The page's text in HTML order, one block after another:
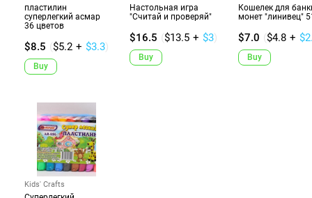
пластилин
суперлегкий асмар
36 цветов
$8.5 ($5.2 + $3.3)
Buy
Настольная игра
"Считай и проверяй"
$16.5 ($13.5 + $3)
Buy
Кошелек для
монет "линивец"
$7.0 ($4.8 +
Buy
Kids' Crafts